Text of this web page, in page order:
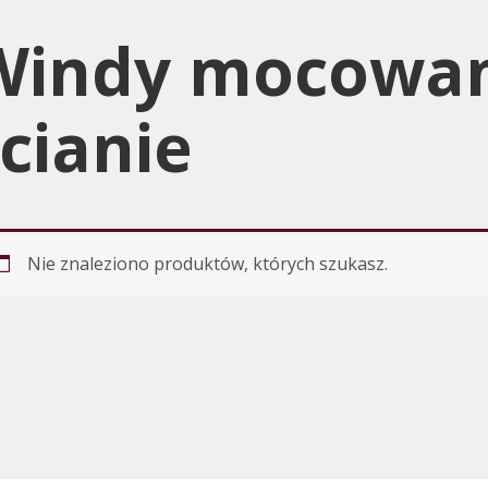
Nie znaleziono produktów, których szukasz.